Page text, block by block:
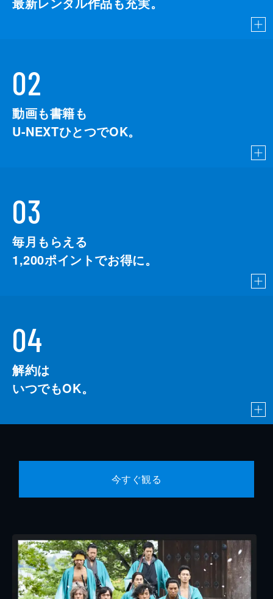
02
動画も書籍も
U-NEXTひとつでOK。
03
毎月もらえる
1,200ポイントでお得に。
04
解約は
いつでもOK。
今すぐ観る